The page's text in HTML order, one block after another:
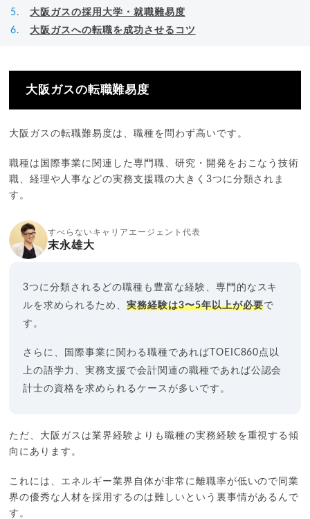
大阪ガスの採用大学・就職難易度
大阪ガスへの転職を成功させるコツ
大阪ガスの転職難易度
大阪ガスの転職難易度は、職種を問わず高いです。
職種は国際事業に関連した専門職、研究・開発をおこなう技術
職、経理や人事などの実務支援職の大きく3つに分類されま
す。
すべらないキャリアエージェント代表
末永雄大
3つに分類されるどの職種も豊富な経験、専門的なスキ
ルを求められるため、実務経験は3〜5年以上が必要で
す。
さらに、国際事業に関わる職種であればTOEIC860点以
上の語学力、実務支援で会計関連の職種であれば公認会
計士の資格を求められるケースが多いです。
ただ、大阪ガスは業界経験よりも職種の実務経験を重視する傾
向にあります。
これには、エネルギー業界自体が非常に離職率が低いので同業
界の優秀な人材を採用するのは難しいという裏事情があるんで
す。